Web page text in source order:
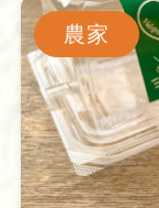
農家